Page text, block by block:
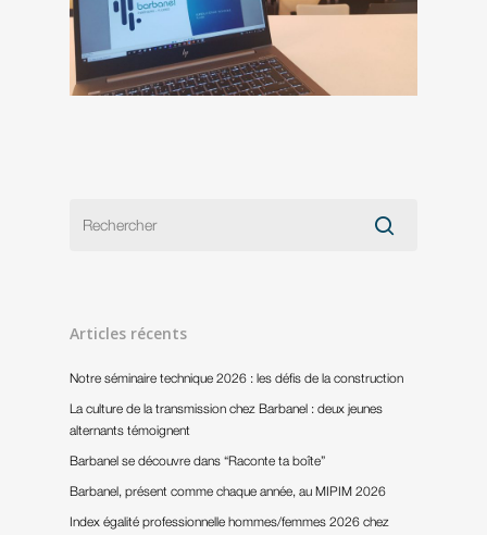
Articles récents
Notre séminaire technique 2026 : les défis de la construction
La culture de la transmission chez Barbanel : deux jeunes
alternants témoignent
Barbanel se découvre dans “Raconte ta boîte”
Barbanel, présent comme chaque année, au MIPIM 2026
Index égalité professionnelle hommes/femmes 2026 chez